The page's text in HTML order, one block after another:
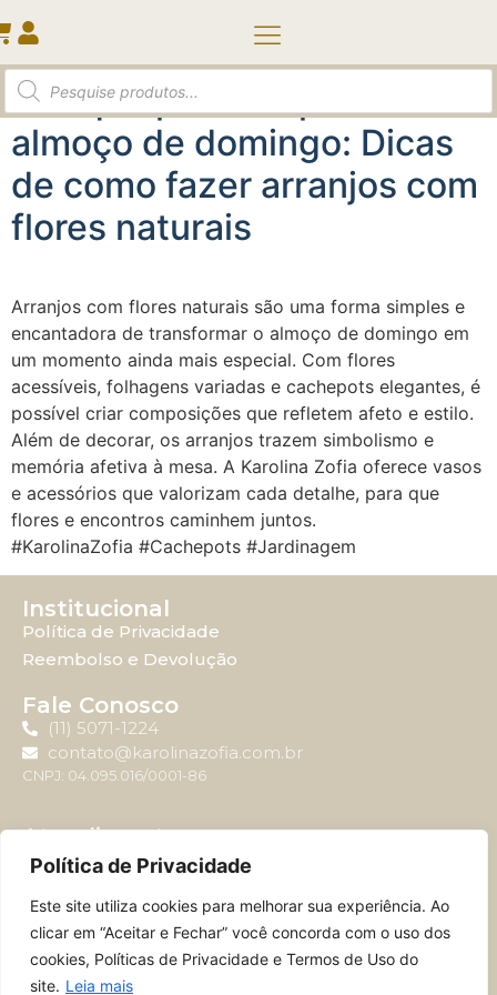
Política de Privacidade
Este site utiliza cookies para melhorar sua experiência. Ao
clicar em “Aceitar e Fechar” você concorda com o uso dos
cookies, Políticas de Privacidade e Termos de Uso do
site. Leia mais
Tag: cachepots
O toque perfeito para o
almoço de domingo: Dicas
de como fazer arranjos com
flores naturais
Arranjos com flores naturais são uma forma simples e
encantadora de transformar o almoço de domingo em
um momento ainda mais especial. Com flores
acessíveis, folhagens variadas e cachepots elegantes, é
possível criar composições que refletem afeto e estilo.
Além de decorar, os arranjos trazem simbolismo e
memória afetiva à mesa. A Karolina Zofia oferece vasos
e acessórios que valorizam cada detalhe, para que
flores e encontros caminhem juntos.
#KarolinaZofia #Cachepots #Jardinagem
Institucional
Política de Privacidade
Reembolso e Devolução
Fale Conosco
(11) 5071-1224
contato@karolinazofia.com.br
CNPJ: 04.095.016/0001-86
Atendimento
Horário de atendimento: Segunda-feira à sexta-feira